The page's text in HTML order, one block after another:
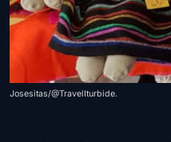
Josesitas/@TravelIturbide.